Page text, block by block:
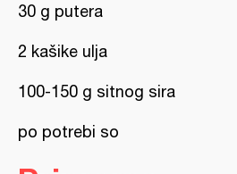
30 g putera
2 kašike ulja
100-150 g sitnog sira
po potrebi so